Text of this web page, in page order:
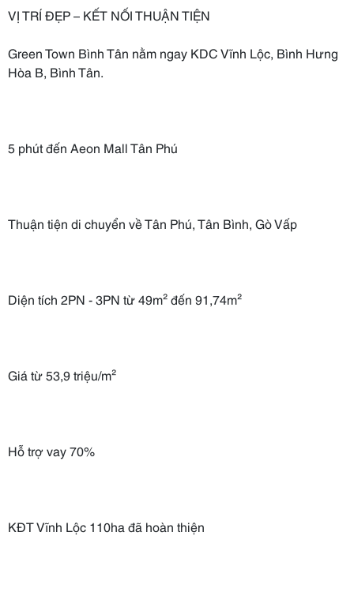
VỊ TRÍ ĐẸP – KẾT NỐI THUẬN TIỆN
Green Town Bình Tân nằm ngay KDC Vĩnh Lộc, Bình Hưng
Hòa B, Bình Tân.
5 phút đến Aeon Mall Tân Phú
Thuận tiện di chuyển về Tân Phú, Tân Bình, Gò Vấp
Diện tích 2PN - 3PN từ 49m² đến 91,74m²
Giá từ 53,9 triệu/m²
Hỗ trợ vay 70%
KĐT Vĩnh Lộc 110ha đã hoàn thiện